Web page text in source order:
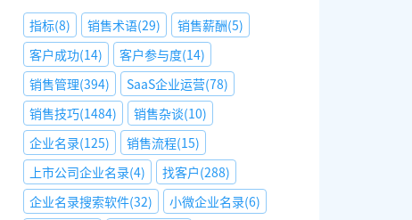
指标(8) 销售术语(29) 销售薪酬(5)
客户成功(14) 客户参与度(14)
销售管理(394) SaaS企业运营(78)
销售技巧(1484) 销售杂谈(10)
企业名录(125) 销售流程(15)
上市公司企业名录(4) 找客户(288)
企业名录搜索软件(32) 小微企业名录(6)